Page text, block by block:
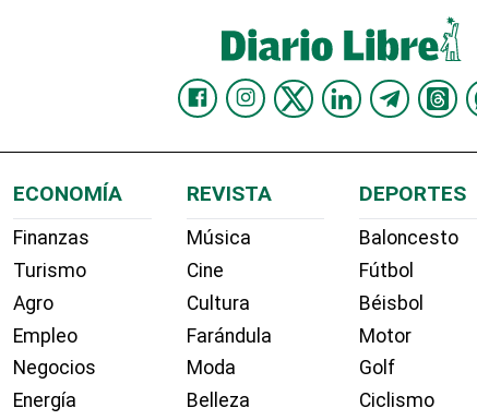
ECONOMÍA
Finanzas
Turismo
Agro
Empleo
Negocios
Energía
REVISTA
Música
Cine
Cultura
Farándula
Moda
Belleza
DEPORTES
Baloncesto
Fútbol
Béisbol
Motor
Golf
Ciclismo